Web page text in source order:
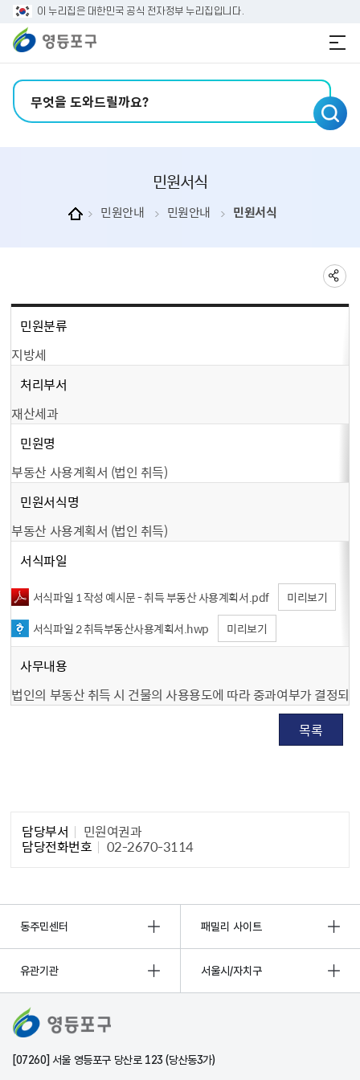
본문 바로가기
주메뉴 바로가기
이 누리집은 대한민국 공식 전자정부 누리집입니다.
민원서식
민원안내 민원안내 민원서식
민원분류
지방세
처리부서
재산세과
민원명
부동산 사용계획서 (법인 취득)
민원서식명
부동산 사용계획서 (법인 취득)
서식파일
서식파일 1 작성 예시문 - 취득 부동산 사용계획서.pdf
미리보기
서식파일 2 취득부동산사용계획서.hwp
미리보기
사무내용
법인의 부동산 취득 시 건물의 사용용도에 따라 중과여부가 결정되
목록
담당부서 민원여권과
담당전화번호 02-2670-3114
동주민센터 패밀리 사이트
유관기관 서울시/자치구
[07260] 서울 영등포구 당산로 123 (당산동3가)